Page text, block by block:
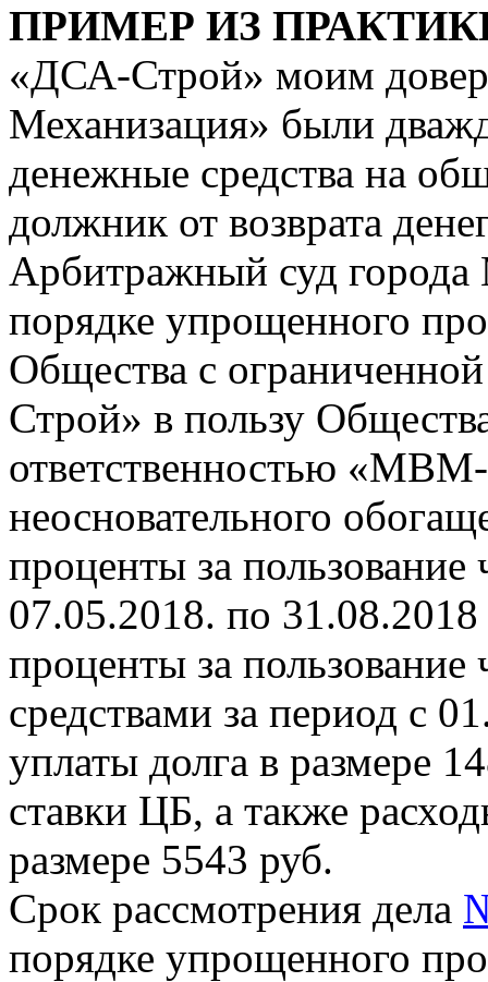
ПРИМЕР ИЗ
«ДСА-Строй» моим
Механизация» были
денежные средства на
должник от возврата
Арбитражный суд города
порядке упрощенного
Общества с
Строй» в пользу
ответственностью
неосновательного
проценты за
07.05.2018. по
проценты за
средствами за период с
уплаты долга в размере
ставки ЦБ, а также
размере 5543 руб.
Срок рассмотрения дела
порядке упрощенного